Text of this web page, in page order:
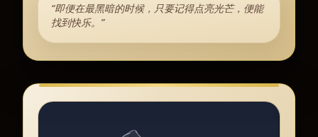
“即便在最黑暗的时候，只要记得点亮光芒，便能
找到快乐。”